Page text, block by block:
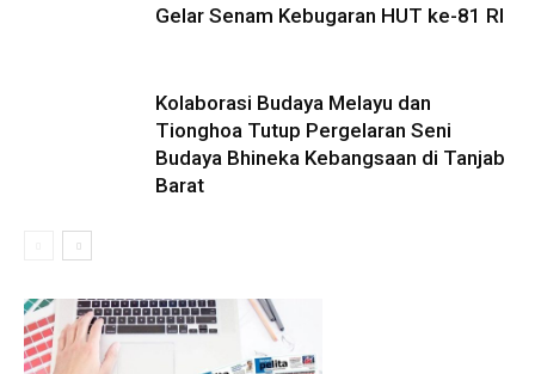
Gelar Senam Kebugaran HUT ke-81 RI
Kolaborasi Budaya Melayu dan
Tionghoa Tutup Pergelaran Seni
Budaya Bhineka Kebangsaan di Tanjab
Barat